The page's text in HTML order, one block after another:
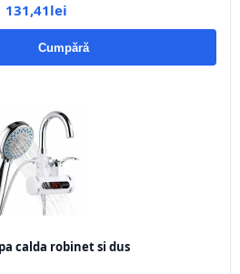
131,41lei
Cumpără
calda robinet si dus